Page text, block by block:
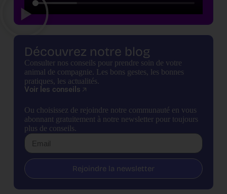
Découvrez notre blog
Consulter nos conseils pour prendre soin de votre
animal de compagnie. Les bons gestes, les bonnes
pratiques, les actualités.
Voir les conseils
Ou choisissez de rejoindre notre communauté en vous
abonnant gratuitement à notre newsletter pour toujours
plus de conseils.
Rejoindre la newsletter